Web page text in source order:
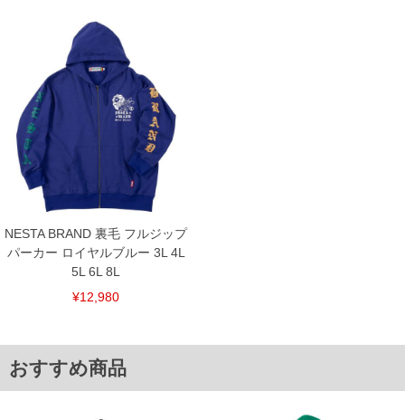
8L/186/88/160/70/66
※【返品交換について】
返品交換希望の方は、商品到着後1週間以内にご連絡ください。
下着(肌着)やワイシャツは商品の性質上、返品交換不可とさせて頂いております。予め
ご了承くださいませ。
※【ボトムの裾上げをご希望の場合】
裾上げ料金は500円+税となります。
備考欄に股下●cmとご記入下さい。（裾上げ無料対象商品は1本につき税込6,000円以
上の品が対象。1本5,999円以下の商品は有料（500円+税）となります。）
出荷まで約1週間～20日間程お時間を頂く場合がございます。
尚、裾上げした商品は返品・交換不可となりますので、予めご了承下さい。
いている、極端なデザインが施されている等)
※商品によって若干のサイズの誤差がございます。また、お客様がご使用の環境（コ
ンピュータ画面）によって、商品の色味が若干異なる場合がございます。予めご了承
※当店での掲載商品は、実店鋪と在庫を共用しておりますので店頭での売り違い、店
連絡させて頂きますので予めご了承ください。
DETAIL
NESTA BRAND 裏毛 フルジップ
パーカー ロイヤルブルー 3L 4L
5L 6L 8L
¥12,980
おすすめ商品